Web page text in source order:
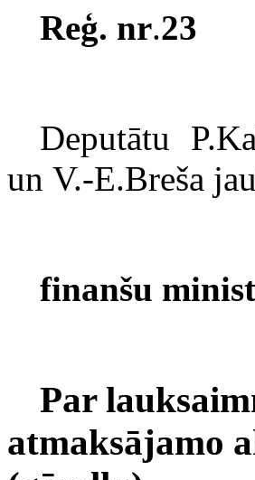
Reģ. nr.23
Deputātu
un V.-E.Breša
finanšu
Par
atmaksājamo